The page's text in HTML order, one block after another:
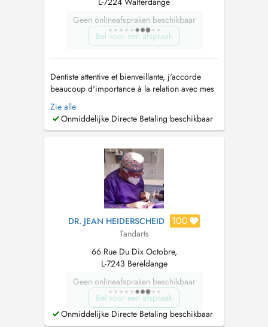
Geen onlineafspraken beschikbaar
Bel voor een afspraak
Dentiste attentive et bienveillante, j'accorde
beaucoup d'importance à la relation avec mes
patients. Nous vous accueillons dans un
cabinet chaleureux et professionnel, en prenant
le soin de vous écouter, de vous rassurer et de
soins. Je pratique : - Soins...
Zie alle
Onmiddelijke Directe Betaling beschikbaar
DR. JEAN HEIDERSCHEID 100
Tandarts
66 Rue Du Dix Octobre,
L-7243 Bereldange
Geen onlineafspraken beschikbaar
Bel voor een afspraak
Onmiddelijke Directe Betaling beschikbaar